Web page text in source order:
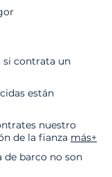
si contrata un
están
nuestro
de la fianza más+
de barco no son